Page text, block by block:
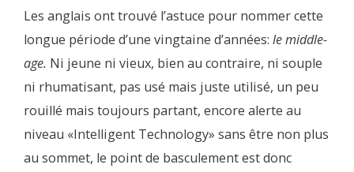
Les anglais ont trouvé l’astuce pour nommer cette
longue période d’une vingtaine d’années: le middle-
age. Ni jeune ni vieux, bien au contraire, ni souple
ni rhumatisant, pas usé mais juste utilisé, un peu
rouillé mais toujours partant, encore alerte au
niveau «Intelligent Technology» sans être non plus
au sommet, le point de basculement est donc